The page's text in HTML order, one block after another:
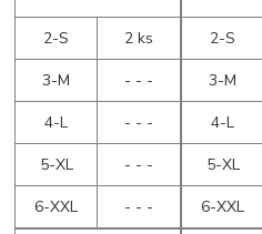
2-S
2 ks
3-M
- - -
4-L
- - -
5-XL
- - -
6-XXL
- - -
2-S
3-M
4-L
5-XL
6-XXL